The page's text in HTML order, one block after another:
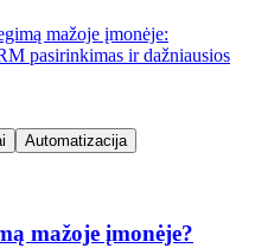
mažoje įmonėje:
pasirinkimas ir dažniausios
Automatizacija
mažoje įmonėje?